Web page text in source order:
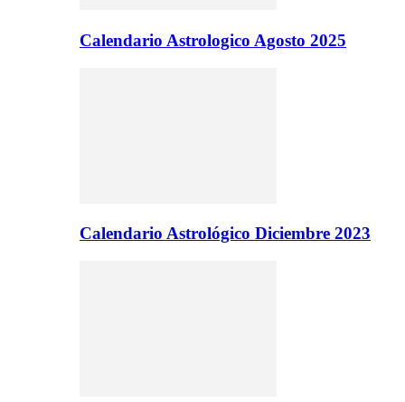
Calendario Astrologico Agosto 2025
Calendario Astrológico Diciembre 2023